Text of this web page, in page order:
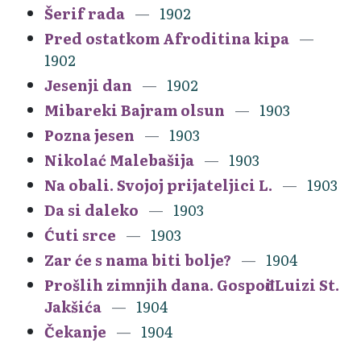
Šerif rada
1902
Pred ostatkom Afroditina kipa
1902
Jesenji dan
1902
Mibareki Bajram olsun
1903
Pozna jesen
1903
Nikolać Malebašija
1903
Na obali. Svojoj prijateljici L.
1903
Da si daleko
1903
Ćuti srce
1903
Zar će s nama biti bolje?
1904
Prošlih zimnjih dana. Gospođi Luizi St.
Jakšića
1904
Čekanje
1904